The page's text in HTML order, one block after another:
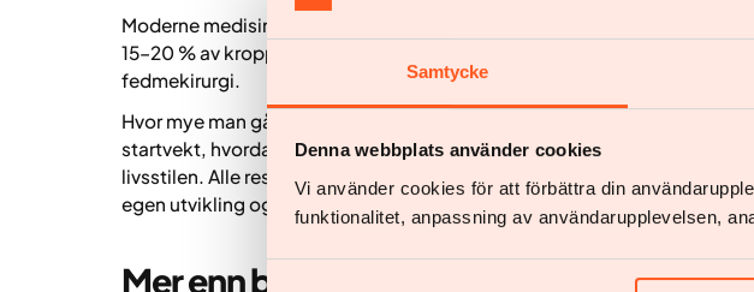
Samtycke
Denna webbplats använder cookies
Vi använder cookies för att förbättra din
funktionalitet, anpassning av användarupplevelsen,
Moderne medisiner har i store kliniske studier vist at de kan gi en
15–20 % av kroppsvekten (2,3) – et nivå som tidligere hovedsakelig var
fedmekirurgi.
Hvor mye man går ned i vekt varierer fra person til person og avhenger av
startvekt, hvordan kroppen reagerer på behandlingen og i hvilken grad
livsstilen. Alle responderer forskjellig, og vektreisen er individuell. Derfor
egen utvikling og ikke sammenligne seg med andre.
Mer enn bare vektnedgang